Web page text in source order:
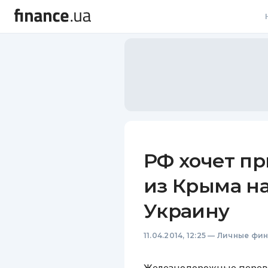
РФ хочет
из Крыма
Украину
11.04.2014, 12:25 — Личные